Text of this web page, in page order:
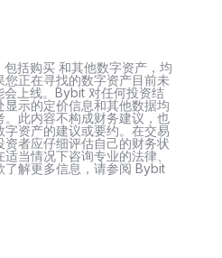
括购买 和其他数字资产，均
正在寻找的数字资产目前未
上线。Bybit 对任何投资结
示的定价信息和其他数据均
。此内容不构成财务建议，也
资产的建议或要约。在交易
者应仔细评估自己的财务状
当情况下咨询专业的法律、
了解更多信息，请参阅 Bybit